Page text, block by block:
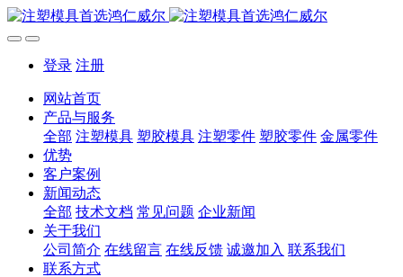
登录 注册
网站首页
产品与服务
全部 注塑模具 塑胶模具 注塑零件 塑胶零件 金属零件
优势
客户案例
新闻动态
全部 技术文档 常见问题 企业新闻
关于我们
公司简介 在线留言 在线反馈 诚邀加入 联系我们
联系方式